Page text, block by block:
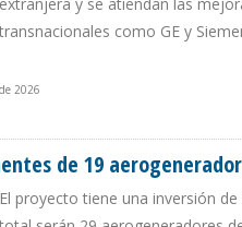
extranjera y se atiendan las
transnacionales como GE y
2026
de 19
El proyecto tiene una inversión